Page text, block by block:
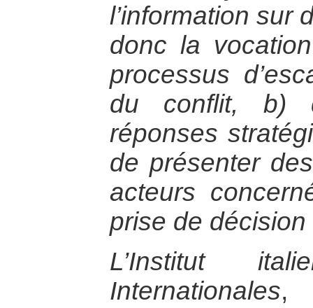
l’information sur
donc la
processus
du conflit, b)
réponses
de présenter
acteurs
prise de décision
L’Institut
Internationales,